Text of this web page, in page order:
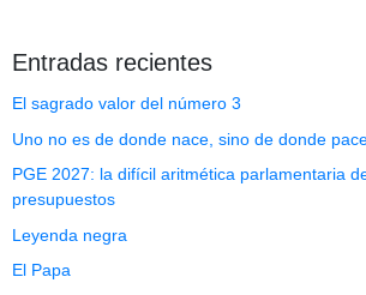
Entradas recientes
El sagrado valor del número 3
Uno no es de donde nace, sino de donde
PGE 2027: la difícil aritmética parlamentaria
presupuestos
Leyenda negra
El Papa